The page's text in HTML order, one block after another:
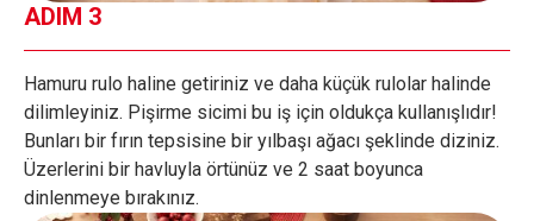
ADIM 3
Hamuru rulo haline getiriniz ve daha küçük rulolar halinde
dilimleyiniz. Pişirme sicimi bu iş için oldukça kullanışlıdır!
Bunları bir fırın tepsisine bir yılbaşı ağacı şeklinde diziniz.
Üzerlerini bir havluyla örtünüz ve 2 saat boyunca
dinlenmeye bırakınız.